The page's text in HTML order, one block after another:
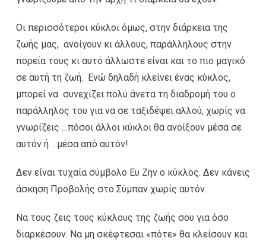
Οι περισσότεροι κύκλοι όμως, στην διάρκεια της
ζωής μας, ανοίγουν κι άλλους, παράλληλους στην
πορεία τους κι αυτό άλλωστε είναι και το πιο μαγικό
σε αυτή τη ζωή. Ενώ δηλαδή κλείνει ένας κύκλος,
μπορεί να συνεχίζει πολύ άνετα τη διαδρομή του ο
παράλληλος του για να σε ταξιδέψει αλλού, χωρίς να
γνωρίζεις …πόσοι άλλοι κύκλοι θα ανοίξουν μέσα σε
αυτόν ή …μέσα από αυτόν!
Δεν είναι τυχαία σύμβολο Ευ Ζην ο κύκλος. Δεν κάνεις
άσκηση Προβολής στο Σύμπαν χωρίς αυτόν.
Να τους ζεις τους κύκλους της ζωής σου για όσο
διαρκέσουν. Να μη σκέφτεσαι «πότε» θα κλείσουν και